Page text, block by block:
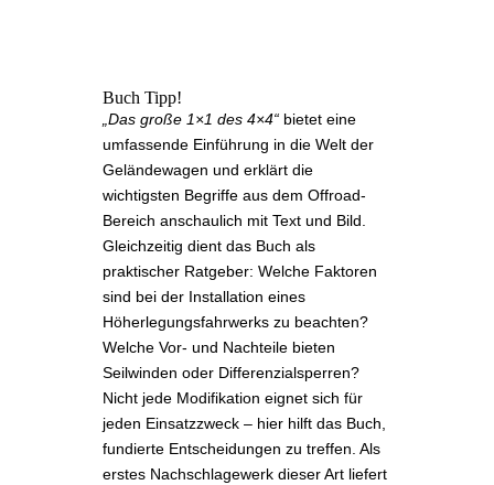
Buch Tipp!
„Das große 1×1 des 4×4“ bietet eine
umfassende Einführung in die Welt der
Geländewagen und erklärt die
wichtigsten Begriffe aus dem Offroad-
Bereich anschaulich mit Text und Bild.
Gleichzeitig dient das Buch als
praktischer Ratgeber: Welche Faktoren
sind bei der Installation eines
Höherlegungsfahrwerks zu beachten?
Welche Vor- und Nachteile bieten
Seilwinden oder Differenzialsperren?
Nicht jede Modifikation eignet sich für
jeden Einsatzzweck – hier hilft das Buch,
fundierte Entscheidungen zu treffen. Als
erstes Nachschlagewerk dieser Art liefert